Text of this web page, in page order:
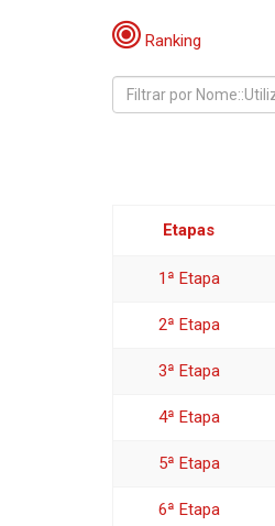
Ranking
Etapas
1ª Etapa
2ª Etapa
3ª Etapa
4ª Etapa
5ª Etapa
6ª Etapa